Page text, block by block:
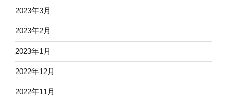
2023年3月
2023年2月
2023年1月
2022年12月
2022年11月